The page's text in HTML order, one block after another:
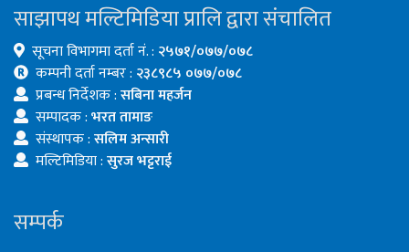
साझापथ मल्टिमिडिया प्रालि द्वारा संचालित
सूचना विभागमा दर्ता नं. : २५७१/०७७/०७८
कम्पनी दर्ता नम्बर : २३८९८५ ०७७/०७८
प्रबन्ध निर्देशक :सबिना महर्जन
सम्पादक :भरत तामाङ
संस्थापक :सलिम अन्सारी
मल्टिमिडिया :सुरज भट्टराई
सम्पर्क